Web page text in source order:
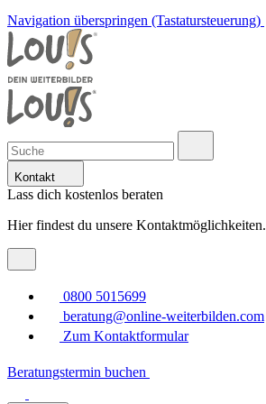
Navigation überspringen (Tastatursteuerung)
Kontakt
Lass dich kostenlos beraten
Hier findest du unsere Kontaktmöglichkeiten.
0800 5015699
beratung@online-weiterbilden.com
Zum Kontaktformular
Beratungstermin buchen